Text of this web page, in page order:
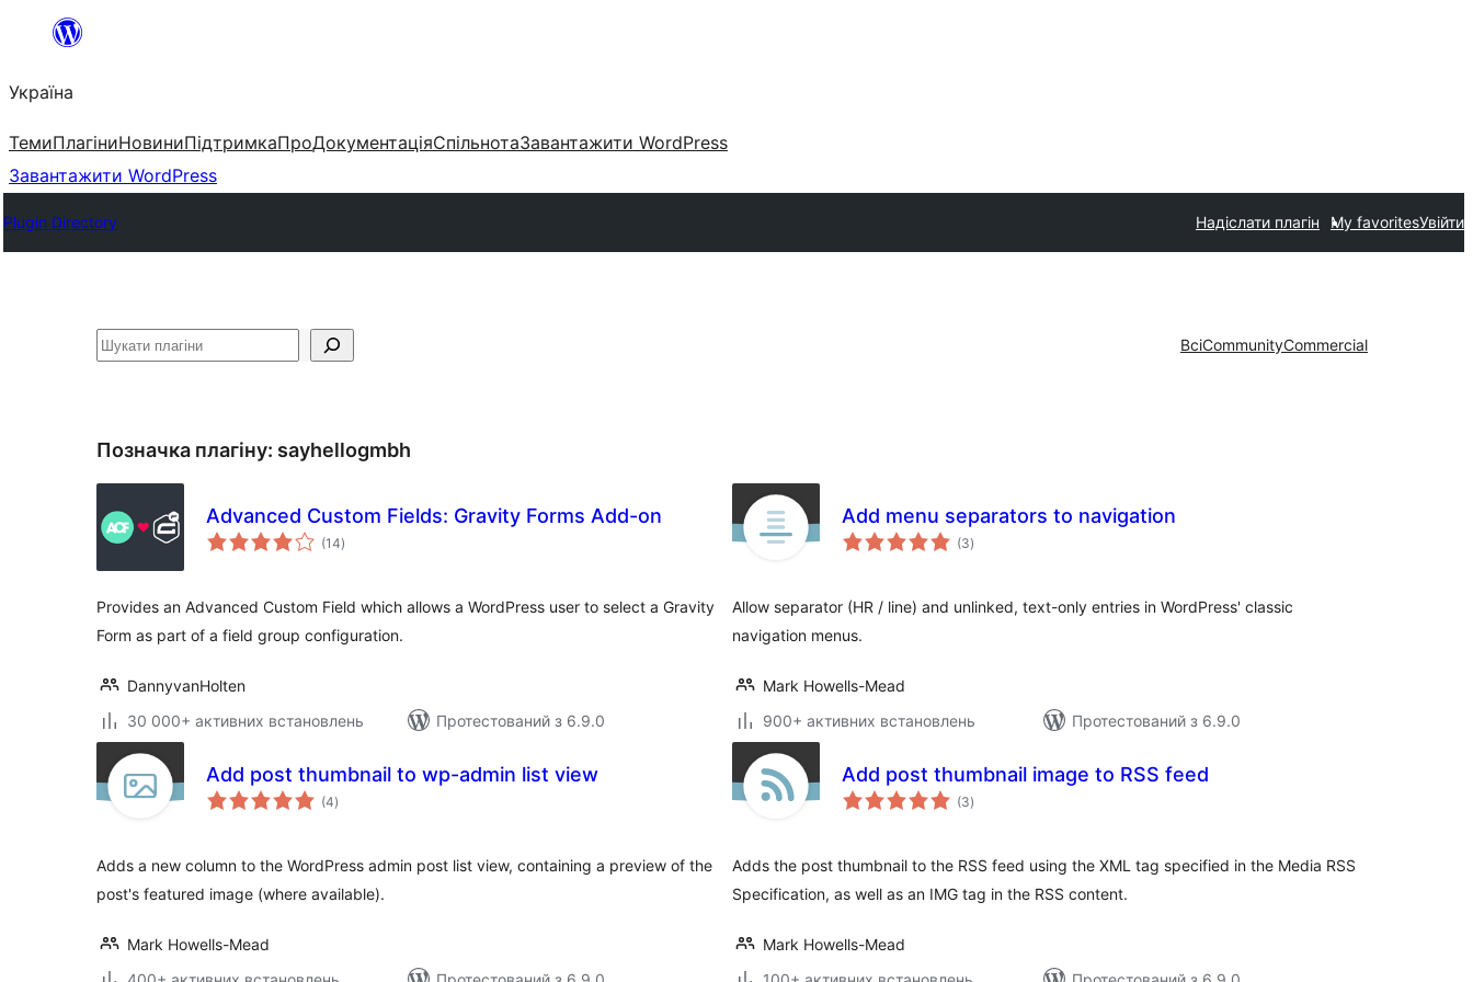
Перейти
вмісту
Україна
ТемиПлагіниНовиниПідтримкаПроДокументаціяСпільнотаЗавантажити WordPress
Завантажити WordPress
Plugin Directory Надіслати плагін My favoritesУвійти
Пошук ВсіCommunityCommercial
Позначка плагіну: sayhellogmbh
Advanced Custom Fields: Gravity Forms Add-on
(14загальний
рейтинг
)
Provides an Advanced Custom Field which allows a WordPress user to select a Gravity
Form as part of a field group configuration.
DannyvanHolten
30 000+ активних встановлень
Протестований з 6.9.0
Add menu separators to navigation
(3загальний
рейтинг
)
Allow separator (HR / line) and unlinked, text-only entries in WordPress' classic
navigation menus.
Mark Howells-Mead
900+ активних встановлень
Протестований з 6.9.0
Add post thumbnail to wp-admin list view
(4загальний
рейтинг
)
Adds a new column to the WordPress admin post list view, containing a preview of the
post's featured image (where available).
Mark Howells-Mead
Add post thumbnail image to RSS feed
(3загальний
рейтинг
)
Adds the post thumbnail to the RSS feed using the XML tag specified in the Media RSS
Specification, as well as an IMG tag in the RSS content.
Mark Howells-Mead